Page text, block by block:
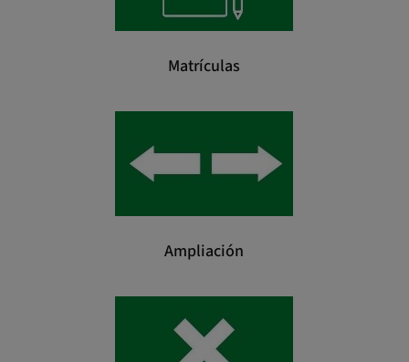
Matrículas
Ampliación